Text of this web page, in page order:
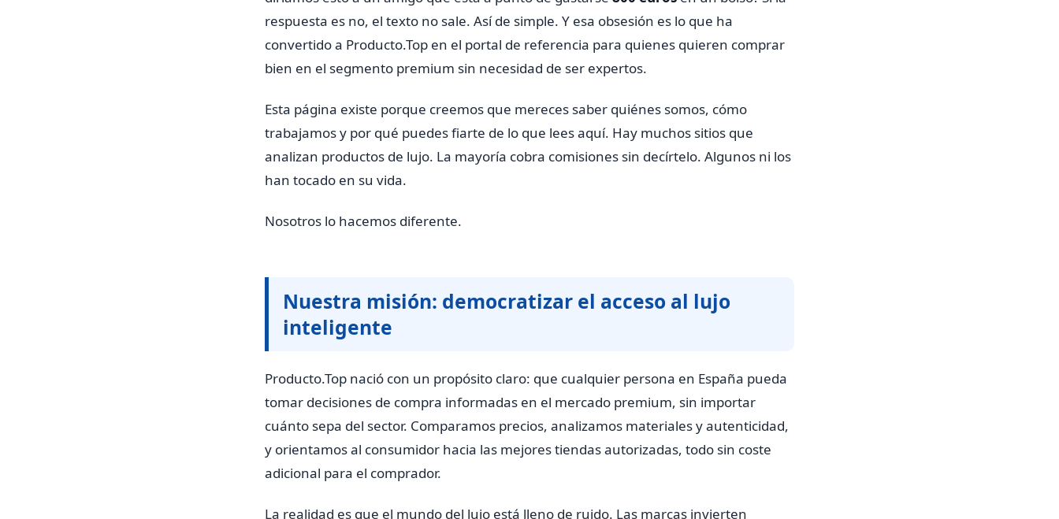
respuesta es no, el texto no sale. Así de simple. Y esa obsesión es lo que ha
convertido a Producto.Top en el portal de referencia para quienes quieren comprar
bien en el segmento premium sin necesidad de ser expertos.
Esta página existe porque creemos que mereces saber quiénes somos, cómo
trabajamos y por qué puedes fiarte de lo que lees aquí. Hay muchos sitios que
analizan productos de lujo. La mayoría cobra comisiones sin decírtelo. Algunos ni los
han tocado en su vida.
Nosotros lo hacemos diferente.
Nuestra misión: democratizar el acceso al lujo
inteligente
Producto.Top nació con un propósito claro: que cualquier persona en España pueda
tomar decisiones de compra informadas en el mercado premium, sin importar
cuánto sepa del sector. Comparamos precios, analizamos materiales y autenticidad,
y orientamos al consumidor hacia las mejores tiendas autorizadas, todo sin coste
adicional para el comprador.
La realidad es que el mundo del lujo está lleno de ruido. Las marcas invierten